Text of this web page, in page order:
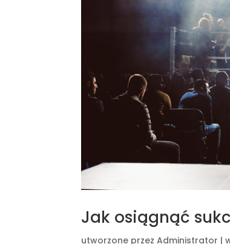
Jak osiągnąć
utworzone przezAdministrator |